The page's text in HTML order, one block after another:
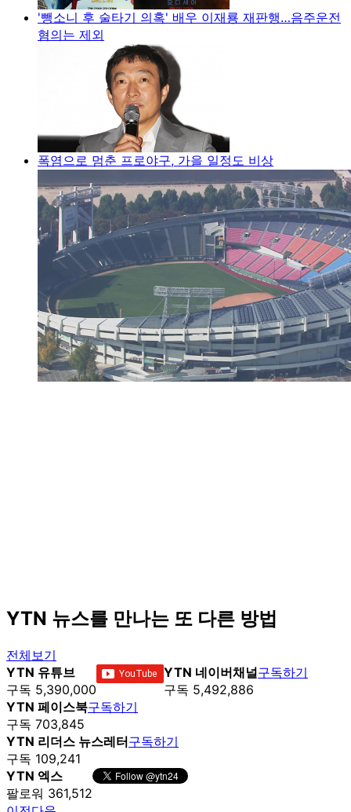
'뺑소니 후 술타기 의혹' 배우 이재룡 재판행…음주운전
혐의는 제외
폭염으로 멈춘 프로야구, 가을 일정도 비상
YTN 뉴스를 만나는 또 다른 방법
전체보기
YTN 유튜브
구독 5,390,000
YTN 네이버채널
구독 5,492,886
구독하기
YTN 페이스북
구독 703,845
구독하기
YTN 리더스 뉴스레터
구독 109,241
구독하기
YTN 엑스
팔로워 361,512